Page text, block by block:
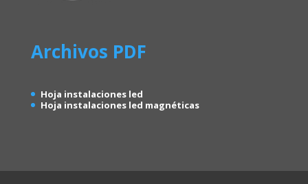
Archivos PDF
Hoja instalaciones led
Hoja instalaciones led magnéticas